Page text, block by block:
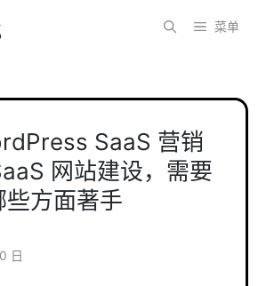
菜单
SaaS 营销
网站建设，需要
些方面著手
日